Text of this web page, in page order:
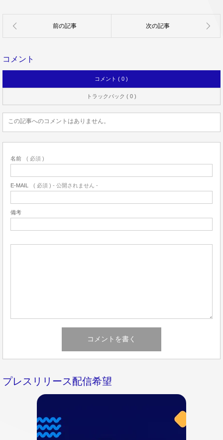
コメント
コメント ( 0 )
トラックバック ( 0 )
この記事へのコメントはありません。
名前 ( 必須 )
E-MAIL ( 必須 ) - 公開されません -
備考
プレスリリース配信希望